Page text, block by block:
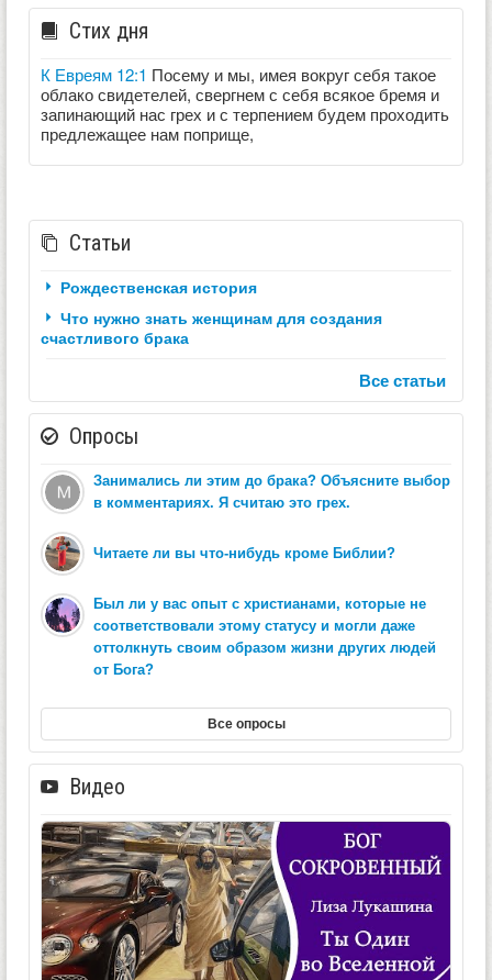
Стих дня
К Евреям 12:1 Посему и мы, имея вокруг себя такое
облако свидетелей, свергнем с себя всякое бремя и
запинающий нас грех и с терпением будем проходить
предлежащее нам поприще,
Статьи
Рождественская история
Что нужно знать женщинам для создания
счастливого брака
Все статьи
Опросы
Занимались ли этим до брака? Объясните выбор
в комментариях. Я считаю это грех.
Читаете ли вы что-нибудь кроме Библии?
Был ли у вас опыт с христианами, которые не
соответствовали этому статусу и могли даже
оттолкнуть своим образом жизни других людей
от Бога?
Все опросы
Видео